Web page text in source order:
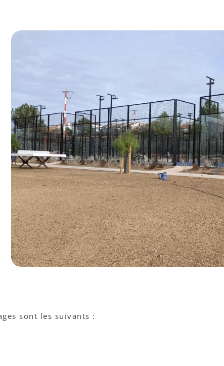
sont les suivants :